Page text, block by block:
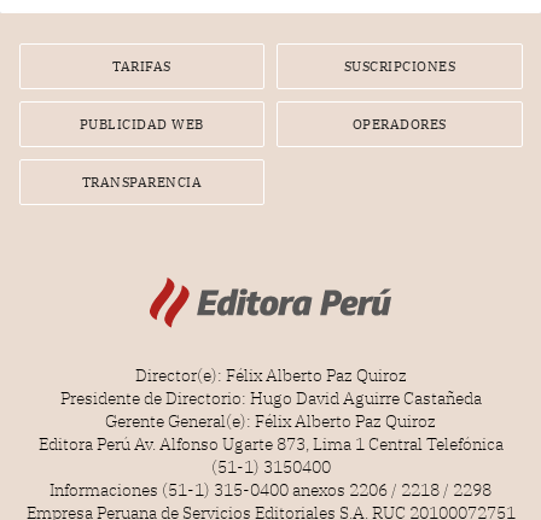
TARIFAS SUSCRIPCIONES
PUBLICIDAD WEB OPERADORES
TRANSPARENCIA
Director(e): Félix Alberto Paz Quiroz
Presidente de Directorio: Hugo David Aguirre Castañeda
Gerente General(e): Félix Alberto Paz Quiroz
Editora Perú Av. Alfonso Ugarte 873, Lima 1 Central Telefónica
(51-1) 3150400
Informaciones (51-1) 315-0400 anexos 2206 / 2218 / 2298
Empresa Peruana de Servicios Editoriales S.A. RUC 20100072751